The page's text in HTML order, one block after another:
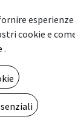
della
idee e
cookie e
.